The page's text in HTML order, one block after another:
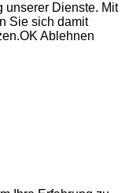
unserer Dienste. Mit
Sie sich damit
OK Ablehnen